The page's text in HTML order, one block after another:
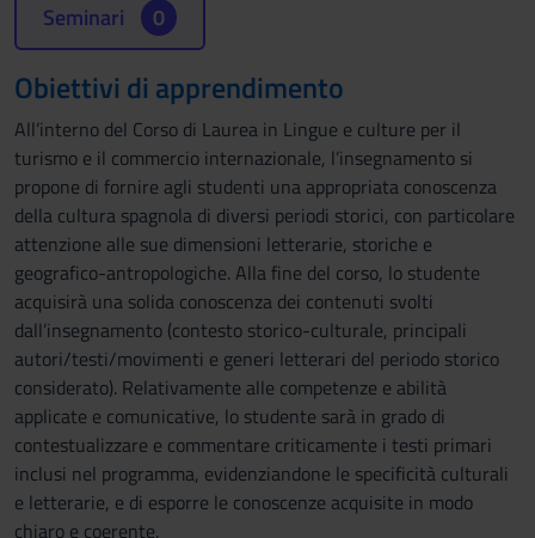
Seminari 0
Obiettivi di apprendimento
All’interno del Corso di Laurea in Lingue e culture per il
turismo e il commercio internazionale, l’insegnamento si
propone di fornire agli studenti una appropriata conoscenza
della cultura spagnola di diversi periodi storici, con particolare
attenzione alle sue dimensioni letterarie, storiche e
geografico-antropologiche. Alla fine del corso, lo studente
acquisirà una solida conoscenza dei contenuti svolti
dall’insegnamento (contesto storico-culturale, principali
autori/testi/movimenti e generi letterari del periodo storico
considerato). Relativamente alle competenze e abilità
applicate e comunicative, lo studente sarà in grado di
contestualizzare e commentare criticamente i testi primari
inclusi nel programma, evidenziandone le specificità culturali
e letterarie, e di esporre le conoscenze acquisite in modo
chiaro e coerente.